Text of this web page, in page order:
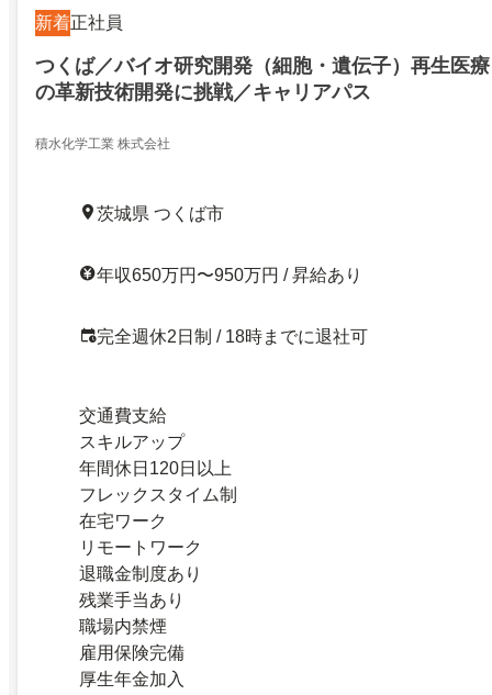
新着正社員
つくば／バイオ研究開発（細胞・遺伝子）再生医
の革新技術開発に挑戦／キャリアパス
積水化学工業 株式会社
茨城県 つくば市
年収650万円〜950万円 / 昇給あり
完全週休2日制 / 18時までに退社可
交通費支給
スキルアップ
年間休日120日以上
フレックスタイム制
在宅ワーク
リモートワーク
退職金制度あり
残業手当あり
職場内禁煙
雇用保険完備
厚生年金加入